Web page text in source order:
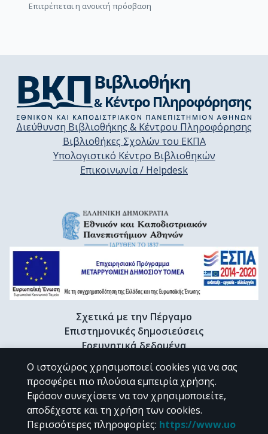
Επιτρέπεται η ανοικτή πρόσβαση
Διεύθυνση Βιβλιοθήκης & Κέντρου Πληροφόρησης
Βιβλιοθήκες Σχολών του ΕΚΠΑ
Υπολογιστικό Κέντρο Βιβλιοθηκών
Επικοινωνία / Helpdesk
Σχετικά με την Πέργαμο
Επιστημονικές δημοσιεύσεις
Ερευνητικά δεδομένα
Διδακτορικές διατριβές & Γκρίζα βιβλιογραφία
Προφίλ Ερευνητή
CC BY-NC 4.0
Ο ιστοχώρος χρησιμοποιεί cookies για να σας
προσφέρει πιο πλούσια εμπειρία χρήσης.
Εφόσον συνεχίσετε να τον χρησιμοποιείτε,
αποδέχεστε και τη χρήση των cookies.
Περισσότερες πληροφορίες: https://www.uo